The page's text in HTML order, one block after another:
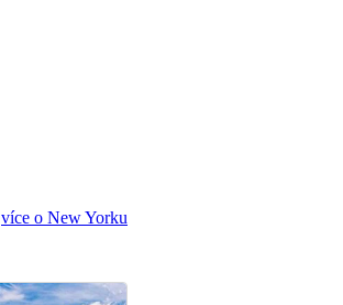
více o New Yorku